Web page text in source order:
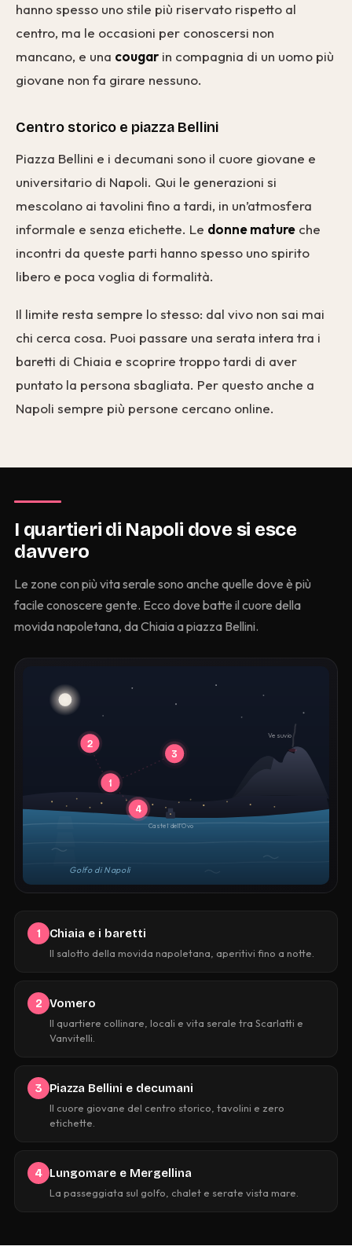
hanno spesso uno stile più riservato rispetto al
centro, ma le occasioni per conoscersi non
mancano, e una cougar in compagnia di un uomo più
giovane non fa girare nessuno.
Centro storico e piazza Bellini
Piazza Bellini e i decumani sono il cuore giovane e
universitario di Napoli. Qui le generazioni si
mescolano ai tavolini fino a tardi, in un’atmosfera
informale e senza etichette. Le donne mature che
incontri da queste parti hanno spesso uno spirito
libero e poca voglia di formalità.
Il limite resta sempre lo stesso: dal vivo non sai mai
chi cerca cosa. Puoi passare una serata intera tra i
baretti di Chiaia e scoprire troppo tardi di aver
puntato la persona sbagliata. Per questo anche a
Napoli sempre più persone cercano online.
I quartieri di Napoli dove si esce
davvero
Le zone con più vita serale sono anche quelle dove è più
facile conoscere gente. Ecco dove batte il cuore della
movida napoletana, da Chiaia a piazza Bellini.
Vesuvio
Castel dell’Ovo
1
2
3
4
Golfo di Napoli
1 Chiaia e i baretti
Il salotto della movida napoletana, aperitivi fino a notte.
2 Vomero
Il quartiere collinare, locali e vita serale tra Scarlatti e
Vanvitelli.
3 Piazza Bellini e decumani
Il cuore giovane del centro storico, tavolini e zero
etichette.
4 Lungomare e Mergellina
La passeggiata sul golfo, chalet e serate vista mare.